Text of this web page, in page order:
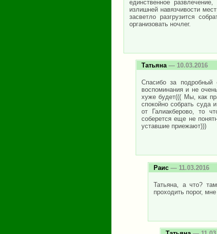
единственное
излишней навязчивости
засветло разгрузится
организовать ночлег.
Татьяна— 10.03.2016
Спасибо за
воспоминания и не
хуже будет((( Мы, как
спокойно собрать суда
от Галиакберово, то
соберется еще не
уставшие приежают)))
Раис — 11.03.2016
Татьяна, а что?
проходить порог,